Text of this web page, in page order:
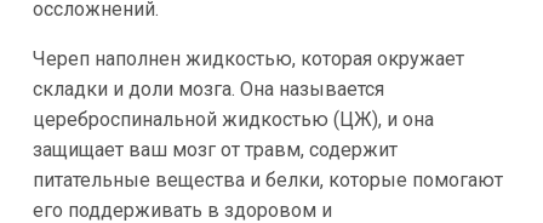
оссложнений.
Череп наполнен жидкостью, которая окружает
складки и доли мозга. Она называется
цереброспинальной жидкостью (ЦЖ), и она
защищает ваш мозг от травм, содержит
питательные вещества и белки, которые помогают
его поддерживать в здоровом и